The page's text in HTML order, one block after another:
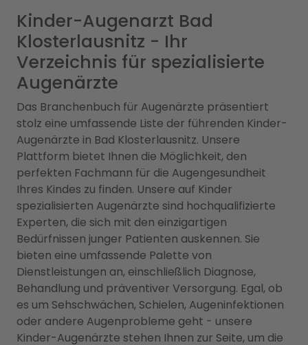
Kinder-Augenarzt Bad
Klosterlausnitz - Ihr
Verzeichnis für spezialisierte
Augenärzte
Das Branchenbuch für Augenärzte präsentiert
stolz eine umfassende Liste der führenden Kinder-
Augenärzte in Bad Klosterlausnitz. Unsere
Plattform bietet Ihnen die Möglichkeit, den
perfekten Fachmann für die Augengesundheit
Ihres Kindes zu finden. Unsere auf Kinder
spezialisierten Augenärzte sind hochqualifizierte
Experten, die sich mit den einzigartigen
Bedürfnissen junger Patienten auskennen. Sie
bieten eine umfassende Palette von
Dienstleistungen an, einschließlich Diagnose,
Behandlung und präventiver Versorgung. Egal, ob
es um Sehschwächen, Schielen, Augeninfektionen
oder andere Augenprobleme geht - unsere
Kinder-Augenärzte stehen Ihnen zur Seite, um die